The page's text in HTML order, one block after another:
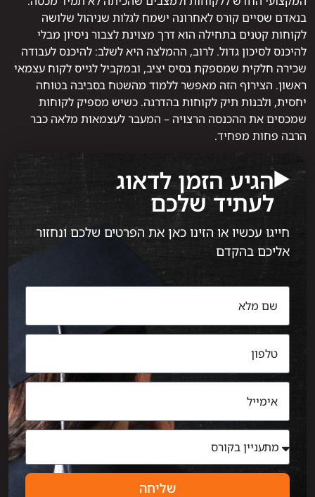
בנאדם שסיים קורס לאחרונה ישמח לגלות שניהול שלושה
לקוחות קטנים בתחילה הוא דרך מצוינת לצבור ניסיון מבלי
להיכנס לסיכון גדול. לרוב, ההמלצה היא לשלב: להיכנס לעבודה
שכירה חלקית שמספקת בסיס יציב, ובמקביל לגייס לקוח עצמאי
ראשון. הצירוף הזה מאפשר ללמוד מהשטח בסביבה בטוחה
יחסית, ולבנות תיק לקוחות בהדרגה. כשיש מספיק לקוחות
שמכסים את ההכנסה הרצויה – המעבר לעצמאות מלאה כבר
הרבה פחות מפחיד.
הגיע הזמן לדאוג
לעתיד שלכם
חייגו עכשיו או הזינו כאן את הפרטים שלכם ונחזור
אליכם בהקדם
שליחה